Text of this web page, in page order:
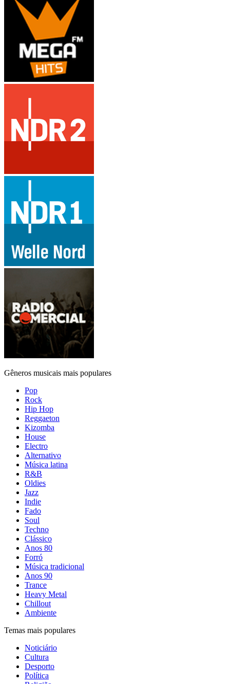
Gêneros musicais mais populares
Pop
Rock
Hip Hop
Reggaeton
Kizomba
House
Electro
Alternativo
Música latina
R&B
Oldies
Jazz
Indie
Fado
Soul
Techno
Clássico
Anos 80
Forró
Música tradicional
Anos 90
Trance
Heavy Metal
Chillout
Ambiente
Temas mais populares
Noticiário
Cultura
Desporto
Política